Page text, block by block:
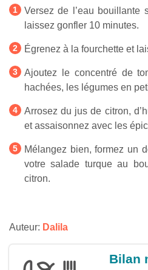
Versez de l’eau bouillante
laissez gonfler 10 minutes.
Égrenez à la fourchette et
Ajoutez le concentré de
hachées, les légumes en
Arrosez du jus de citron,
et assaisonnez avec les
Mélangez bien, formez un
votre salade turque au
citron.
Auteur: Dalila
Bilan